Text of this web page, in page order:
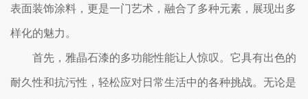
表面装饰涂料，更是一门艺术，融合了多种元素，展现出多
样化的魅力。
首先，雅晶石漆的多功能性能让人惊叹。它具有出色的
耐久性和抗污性，轻松应对日常生活中的各种挑战。无论是